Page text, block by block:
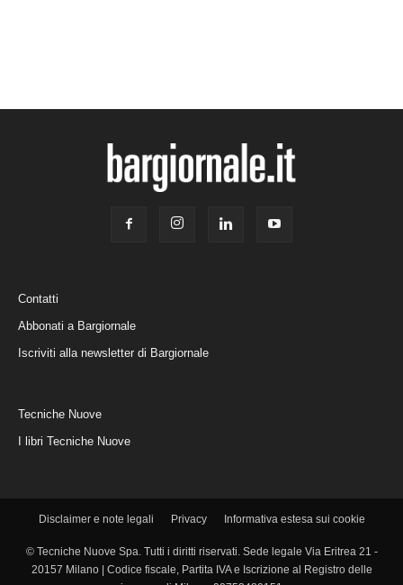
Contatti
Abbonati a Bargiornale
Iscriviti alla newsletter di Bargiornale
Tecniche Nuove
I libri Tecniche Nuove
Disclaimer e note legali Privacy Informativa estesa sui cookie
© Tecniche Nuove Spa. Tutti i diritti riservati. Sede legale Via Eritrea 21 -
20157 Milano | Codice fiscale, Partita IVA e Iscrizione al Registro delle